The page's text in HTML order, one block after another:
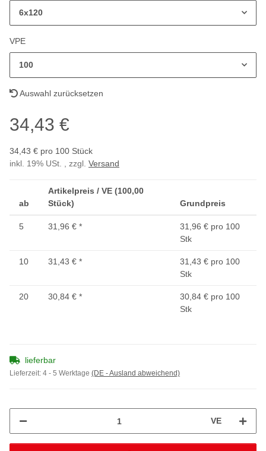
6x120
VPE
100
Auswahl zurücksetzen
34,43 €
34,43 € pro 100 Stück
inkl. 19% USt. , zzgl. Versand
ab
Artikelpreis / VE (100,00
Stück)
Grundpreis
5 31,96 € *
31,96 € pro 100
Stk
10 31,43 € *
31,43 € pro 100
Stk
20 30,84 € *
30,84 € pro 100
Stk
lieferbar
Lieferzeit: 4 - 5 Werktage (DE - Ausland abweichend)
VE